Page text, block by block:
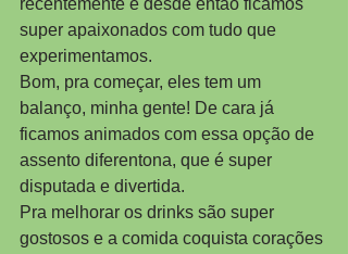
recentemente e desde então ficamos
super apaixonados com tudo que
experimentamos.
Bom, pra começar, eles tem um
balanço, minha gente! De cara já
ficamos animados com essa opção de
assento diferentona, que é super
disputada e divertida.
Pra melhorar os drinks são super
gostosos e a comida coquista corações